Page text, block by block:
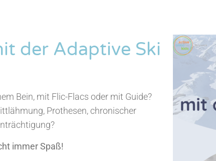
der Adaptive Ski
Bein, mit Flic-Flacs oder mit Guide?
Prothesen, chronischer
immer Spaß!